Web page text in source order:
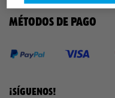
MÉTODOS DE PAGO
¡SÍGUENOS!